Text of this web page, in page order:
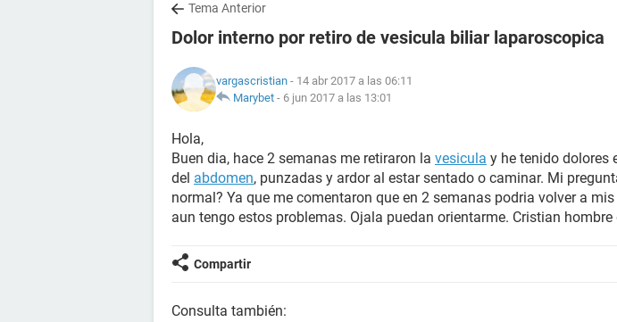
Tema Anterior
Dolor interno por retiro de vesicula biliar laparoscopica
vargascristian - 14 abr 2017 a las 06:11
Marybet - 6 jun 2017 a las 13:01
Hola,
Buen dia, hace 2 semanas me retiraron la vesicula y he tenido dolores
del abdomen, punzadas y ardor al estar sentado o caminar. Mi
normal? Ya que me comentaron que en 2 semanas podria volver a
aun tengo estos problemas. Ojala puedan orientarme. Cristian hombre
Compartir
Consulta también: